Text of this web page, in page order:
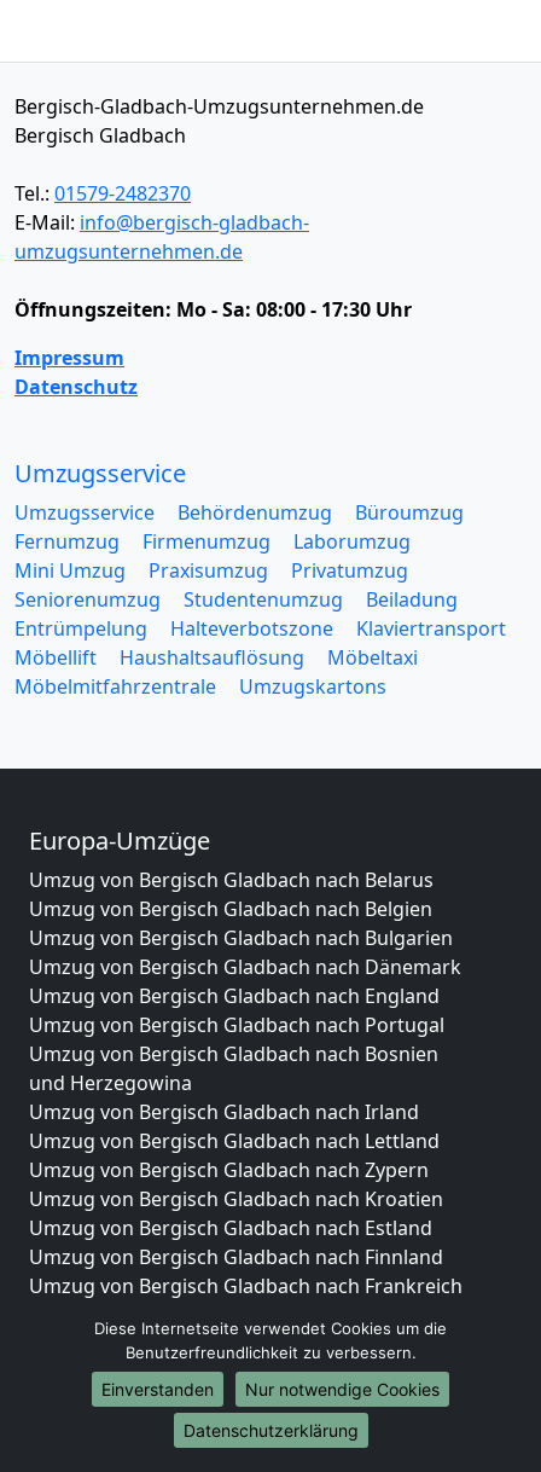
Bergisch-Gladbach-Umzugsunternehmen.de
Bergisch Gladbach
Tel.: 01579-2482370
E-Mail: info@bergisch-gladbach-
umzugsunternehmen.de
Öffnungszeiten: Mo - Sa: 08:00 - 17:30 Uhr
Impressum
Datenschutz
Umzugsservice
Umzugsservice Behördenumzug
Büroumzug
Fernumzug
Firmenumzug
Laborumzug
Mini Umzug
Praxisumzug
Privatumzug
Seniorenumzug
Studentenumzug
Beiladung
Entrümpelung
Halteverbotszone
Klaviertransport
Möbellift
Haushaltsauflösung
Möbeltaxi
Möbelmitfahrzentrale
Umzugskartons
Europa-Umzüge
Umzug von Bergisch Gladbach nach Belarus
Umzug von Bergisch Gladbach nach Belgien
Umzug von Bergisch Gladbach nach Bulgarien
Umzug von Bergisch Gladbach nach Dänemark
Umzug von Bergisch Gladbach nach England
Umzug von Bergisch Gladbach nach Portugal
Umzug von Bergisch Gladbach nach Bosnien
und Herzegowina
Umzug von Bergisch Gladbach nach Irland
Umzug von Bergisch Gladbach nach Lettland
Umzug von Bergisch Gladbach nach Zypern
Umzug von Bergisch Gladbach nach Kroatien
Umzug von Bergisch Gladbach nach Estland
Umzug von Bergisch Gladbach nach Finnland
Umzug von Bergisch Gladbach nach Frankreich
Umzug von Bergisch Gladbach nach Italien
Umzug von Bergisch Gladbach nach Liechtenstein
Umzug von Bergisch Gladbach nach Luxemburg
Umzug von Bergisch Gladbach nach Niederlande
Diese Internetseite verwendet Cookies um die
Benutzerfreundlichkeit zu verbessern.
Einverstanden
Nur notwendige Cookies
Datenschutzerklärung